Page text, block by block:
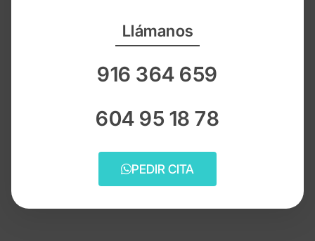
Llámanos
916 364 659
604 95 18 78
PEDIR CITA